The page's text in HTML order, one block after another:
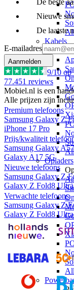
Kabels
Opladers
De beste
Nieuwe
De laatste
E-mailadres
Aanmelden
9/10 op
77.451 reviews
Mobiel.nl is een
Alle prijzen zijn
Premium telefoons
Samsung Galaxy Z
iPhone 17 Pro
Prijs/kwaliteit
Samsung Galaxy
Galaxy A17 5G
Nieuwe telefoons
Samsung Galaxy Z
Galaxy Z Fold8
Verwachte telefoons
Samsung Galaxy Z
Galaxy Z Fold8